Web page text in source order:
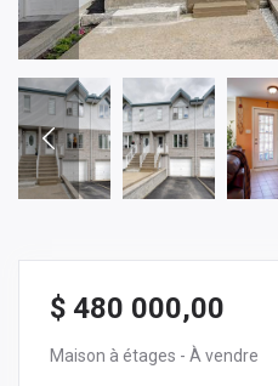
$ 480 000,00
Maison à étages - À vendre